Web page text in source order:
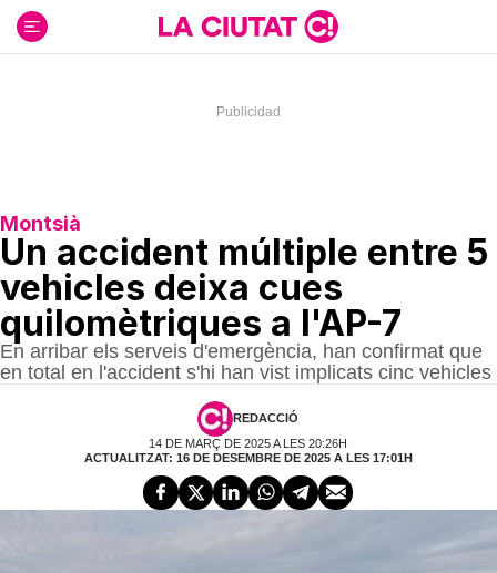
contenido
Montsià
Un accident múltiple entre 5
vehicles deixa cues
quilomètriques a l'AP-7
En arribar els serveis d'emergència, han confirmat que
en total en l'accident s'hi han vist implicats cinc vehicles
REDACCIÓ
14 DE MARÇ DE 2025 A LES 20:26H
ACTUALITZAT: 16 DE DESEMBRE DE 2025 A LES 17:01H